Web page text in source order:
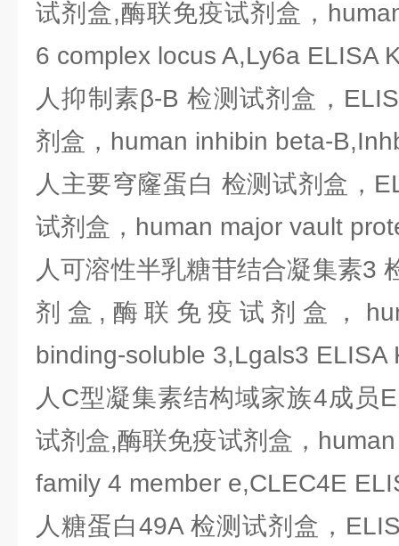
试剂盒,酶联免疫试剂盒，
6 complex locus A,Ly6a ELISA
人抑制素β-B 检测试剂盒，
剂盒，human inhibin beta-
人主要穹窿蛋白 检测试剂盒，
试剂盒，human major vault
人可溶性半乳糖苷结合凝集素3
剂盒,酶联免疫试剂盒，
binding-soluble 3,Lgals3 ELISA
人C型凝集素结构域家族4成员
试剂盒,酶联免疫试剂盒，
family 4 member e,CLEC4E
人糖蛋白49A 检测试剂盒，